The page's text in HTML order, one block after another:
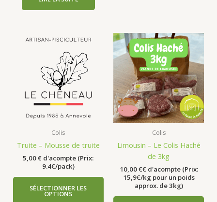
Colis
Truite – Mousse de truite
5,00€ d'acompte (Prix:
9.4€/pack)
SÉLECTIONNER LES
OPTIONS
Colis
Limousin – Le Colis Haché
de 3kg
10,00€€ d'acompte (Prix:
15,9€/kg pour un poids
approx. de 3kg)